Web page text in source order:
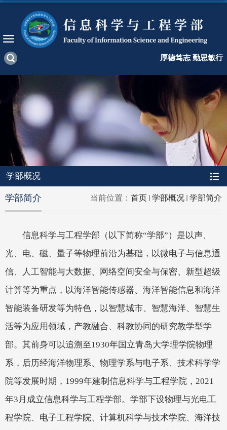
厚德笃志 勤思敏行
学部概况
当前位置： 首页 学部概况 学部简介
学部简介
信息科学与工程学部（以下简称“学部”）是以声、
光、电、磁、量子等物理前沿为基础，以微电子与信息通
信、人工智能与大数据、网络空间安全与保密、新型超级
计算等为重点，以海洋智能传感器、海洋智能信息和海洋
智能装备研发等为特色，以智慧城市、智慧海洋、智慧生
活等为应用领域，产教融合、科教协同的研究教学型学
部。其前身可以追溯至1930年国立青岛大学理学院物理
系，后历经海洋物理系、物理学系与电子系、技术科学学
院等发展时期， 1999年建制信息科学与工程学院， 2021
年3 月成立信息科学与工程学部。学部下设物理与光电工
程学院、电子工程学院、计算机科学与技术学院、海洋技